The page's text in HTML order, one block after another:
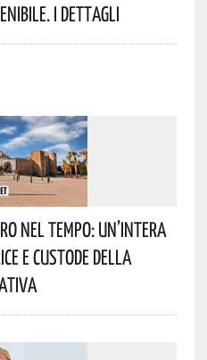
I Dettagli
Nel Tempo: Un’intera
E Custode Della